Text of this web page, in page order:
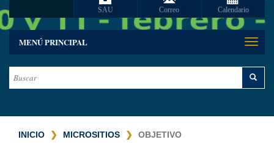
Calendario
Correo
SAU
Toggle
MENÚ PRINCIPAL
INICIO MICROSITIOS OBJETIVO